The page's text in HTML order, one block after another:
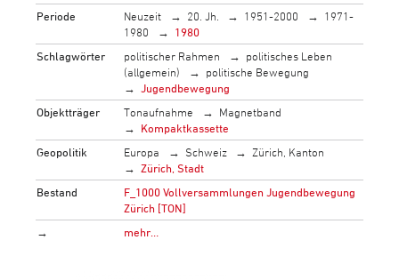
Periode
Neuzeit 20. Jh. 1951-2000
1971-
1980
1980
Schlagwörter
politischer Rahmen
politisches Leben
(allgemein)
politische Bewegung
Jugendbewegung
Objektträger
Tonaufnahme
Magnetband
Kompaktkassette
Geopolitik
Europa Schweiz
Zürich, Kanton
Zürich, Stadt
Bestand
F_1000 Vollversammlungen Jugendbewegung
Zürich [TON]
→
mehr…